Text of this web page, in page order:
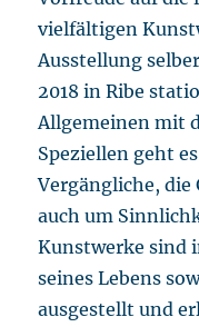
vielfältigen
Ausstellung
2018 in Ribe
Allgemeinen mit
Speziellen geht
Vergängliche, die
auch um
Kunstwerke sind
seines Lebens
ausgestellt und